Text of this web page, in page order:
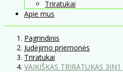
Triratukai
Apie mus
Pagrindinis
Judėjimo priemonės
Triratukai
VAIKIŠKAS TRIRATUKAS